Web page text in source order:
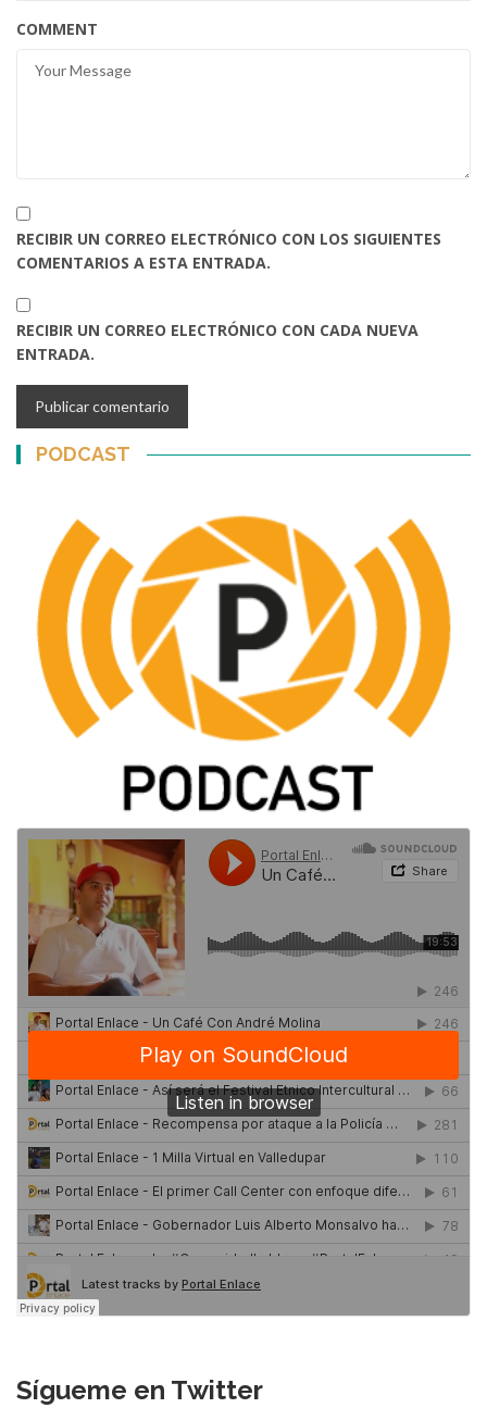
COMMENT
RECIBIR UN CORREO ELECTRÓNICO CON LOS SIGUIENTES
COMENTARIOS A ESTA ENTRADA.
RECIBIR UN CORREO ELECTRÓNICO CON CADA NUEVA
ENTRADA.
PODCAST
Sígueme en Twitter